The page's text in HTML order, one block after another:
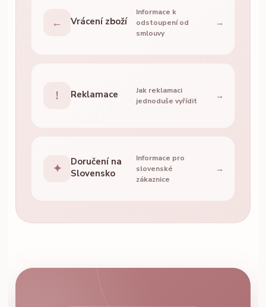
← Vrácení zboží
Informace k
odstoupení od
smlouvy
→
! Reklamace
Jak reklamaci
jednoduše vyřídit
→
✦
Doručení na
Slovensko
Informace pro
slovenské
zákaznice
→